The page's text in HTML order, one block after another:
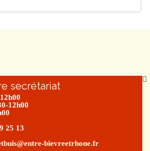
secrétariat
12h00
25 13
bievreetrhone.fr